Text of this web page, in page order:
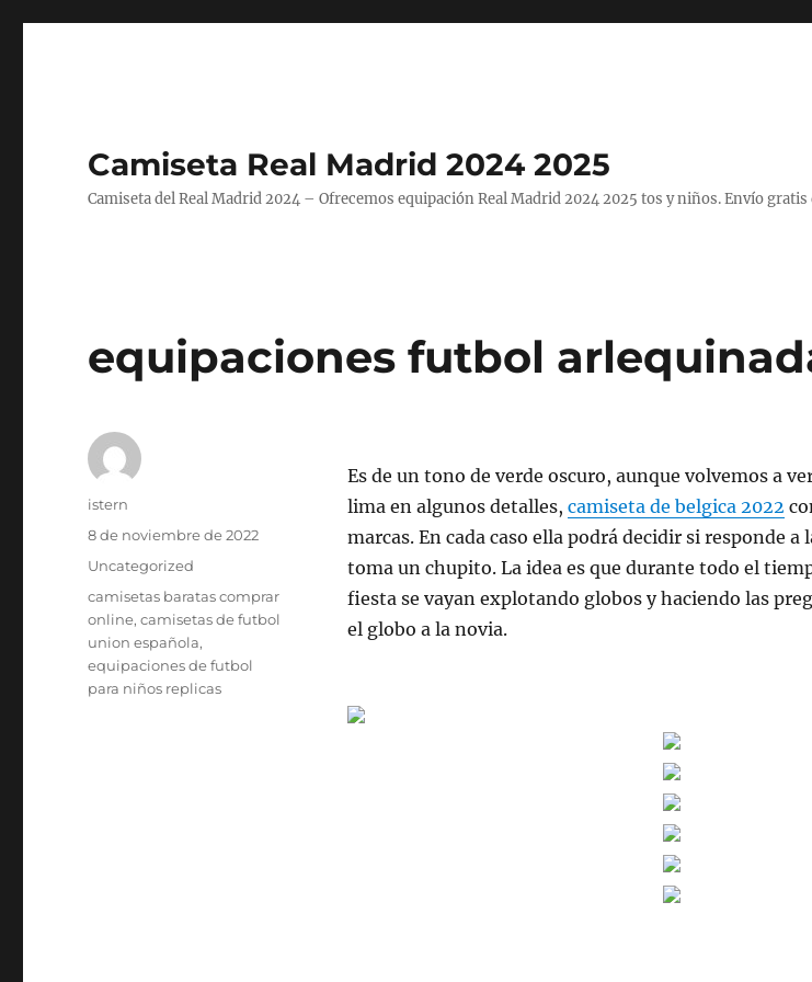
Camiseta Real Madrid 2024 2025
Camiseta del Real Madrid 2024 – Ofrecemos equipación Real Madrid 2024 2025 tos y niños. Envío
equipaciones futbol
Es de un tono de verde oscuro, aunque volvemos a
lima en algunos detalles, camiseta de belgica 2022
marcas. En cada caso ella podrá decidir si responde a
toma un chupito. La idea es que durante todo el
fiesta se vayan explotando globos y haciendo las
el globo a la novia.
Autor
istern
Publicado
8 de noviembre de 2022
Categorías
Uncategorized
Etiquetas
camisetas baratas comprar
online,camisetas de futbol
union española,
equipaciones de futbol
para niños replicas